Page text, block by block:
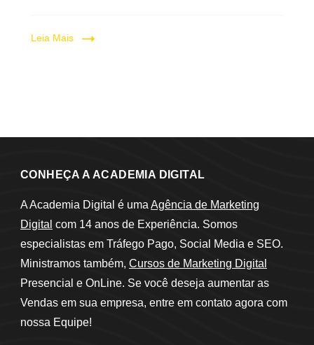
Leia Mais
CONHEÇA A ACADEMIA DIGITAL
A Academia Digital é uma Agência de Marketing
Digital com 14 anos de Experiência. Somos
especialistas em Tráfego Pago, Social Media e SEO.
Ministramos também, Cursos de Marketing Digital
Presencial e OnLine. Se você deseja aumentar as
Vendas em sua empresa, entre em contato agora com
nossa Equipe!